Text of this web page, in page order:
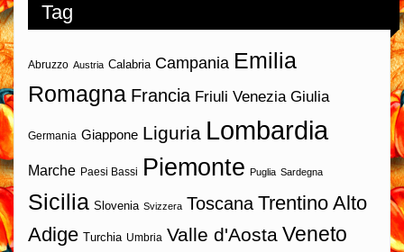
Tag
Abruzzo Austria Calabria Campania Emilia
Romagna Francia Friuli Venezia Giulia
Germania Giappone Liguria Lombardia
Marche Paesi Bassi Piemonte Puglia Sardegna
Sicilia Slovenia Svizzera Toscana Trentino Alto
Adige Turchia Umbria Valle d'Aosta Veneto